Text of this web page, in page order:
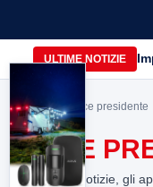
ULTIME NOTIZIE
Home> vice presidente
VICE
Tutte le notizie, gli